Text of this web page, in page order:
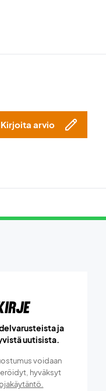
Kirjoita arvio
ja
uutisista.
voidaan
hyväksyt